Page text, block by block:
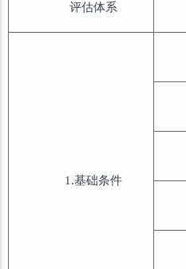
评估体系
1.基础条件